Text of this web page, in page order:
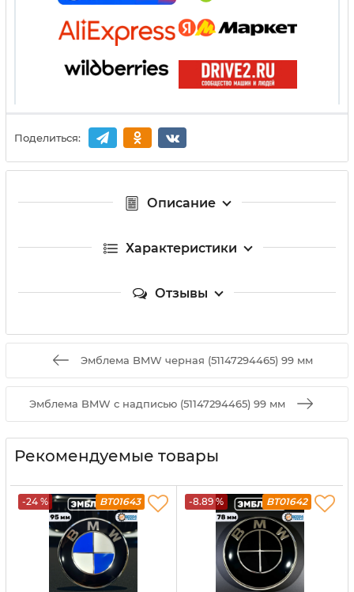
Поделиться:
Описание
Характеристики
Отзывы
Эмблема BMW черная (51147294465) 99 мм
Эмблема BMW с надписью (51147294465) 99 мм
Рекомендуемые товары
-24 % BT01643 -8.89 % BT01642